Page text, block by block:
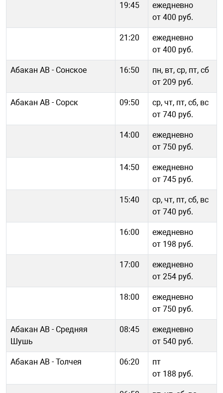
19:45
ежедневно
от 400 руб.
21:20
ежедневно
от 400 руб.
Абакан АВ - Сонское 16:50
пн, вт, ср, пт, сб
от 209 руб.
Абакан АВ - Сорск 09:50
ср, чт, пт, сб, вс
от 740 руб.
14:00
ежедневно
от 750 руб.
14:50
ежедневно
от 745 руб.
15:40
ср, чт, пт, сб, вс
от 740 руб.
16:00
ежедневно
от 198 руб.
17:00
ежедневно
от 254 руб.
18:00
ежедневно
от 750 руб.
Абакан АВ - Средняя
Шушь
08:45
ежедневно
от 540 руб.
Абакан АВ - Толчея 06:20
пт
от 188 руб.